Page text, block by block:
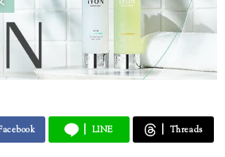
LINE Threads